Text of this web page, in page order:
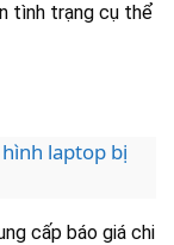
tình trạng cụ thể
laptop bị
cấp báo giá chi